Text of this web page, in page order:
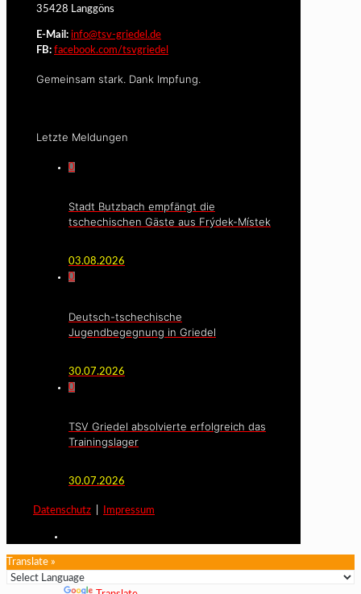
35428 Langgöns
E-Mail: info@tsv-griedel.de
FB: facebook.com/tsvgriedel
Gemeinsam stark. Dank Impfung.
Letzte Meldungen
0
Stadt Butzbach empfängt die
tschechischen Gäste aus Frýdek-Místek
03.08.2026
0
Deutsch-tschechische
Jugendbegegnung in Griedel
30.07.2026
0
TSV Griedel absolvierte erfolgreich das
Trainingslager
30.07.2026
Datenschutz Impressum
Translate »